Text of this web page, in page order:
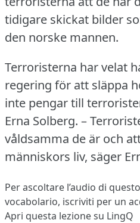
tidigare skickat bilder
den norske mannen.
Terroristerna har velat
regering för att släppa
inte pengar till
Erna Solberg. –
våldsamma de är och
människors liv, säger
Per ascoltare l’audio di
vocabolario, iscriviti per un
Apri questa lezione su LingQ